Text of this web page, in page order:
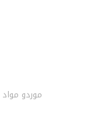
موردو مواد